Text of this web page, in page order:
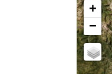
+
−